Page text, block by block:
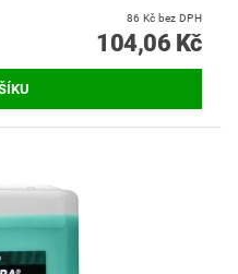
86 Kč bez DPH
104,06 Kč